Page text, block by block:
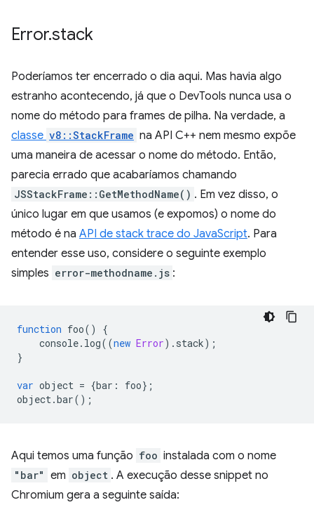
Error.stack
Poderíamos ter encerrado o dia aqui. Mas havia algo
estranho acontecendo, já que o DevTools nunca usa o
nome do método para frames de pilha. Na verdade, a
classe v8::StackFrame na API C++ nem mesmo expõe
uma maneira de acessar o nome do método. Então,
parecia errado que acabaríamos chamando
JSStackFrame::GetMethodName() . Em vez disso, o
único lugar em que usamos (e expomos) o nome do
método é na API de stack trace do JavaScript. Para
entender esse uso, considere o seguinte exemplo
simples error-methodname.js :
function foo()
{
console. log((new Error). stack);
}
var object = {bar : foo};
object .bar();
Aqui temos uma função foo instalada com o nome
"bar" em object . A execução desse snippet no
Chromium gera a seguinte saída: